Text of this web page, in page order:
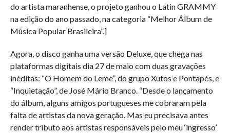
do artista maranhense, o projeto ganhou o Latin GRAMMY
na edição do ano passado, na categoria “Melhor Álbum de
Música Popular Brasileira”.]
Agora, o disco ganha uma versão Deluxe, que chega nas
plataformas digitais dia 27 de maio com duas gravações
inéditas: “O Homem do Leme”, do grupo Xutos e Pontapés, e
“Inquietação”, de José Mário Branco. “Desde o lançamento
do álbum, alguns amigos portugueses me cobraram pela
falta de artistas da nova geração. Mas eu precisava antes
render tributo aos artistas responsáveis pelo meu ‘ingresso’